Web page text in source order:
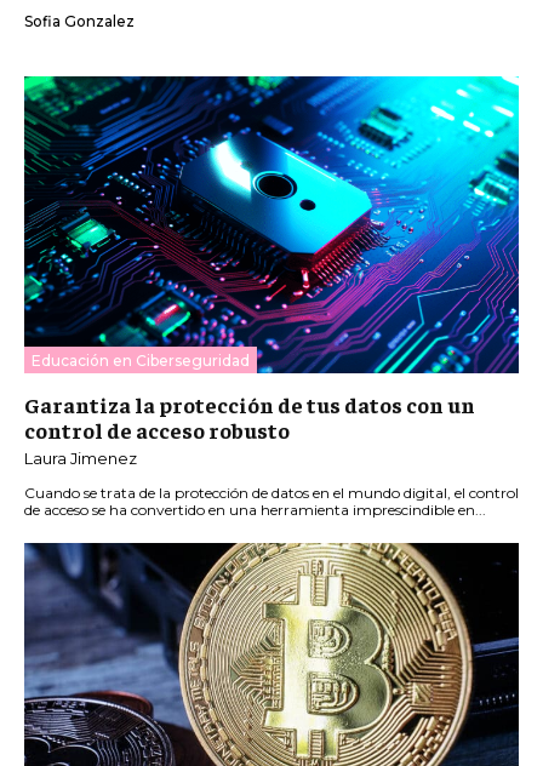
Sofia Gonzalez
Educación en Ciberseguridad
Garantiza la protección de tus datos con un
control de acceso robusto
Laura Jimenez
Cuando se trata de la protección de datos en el mundo digital, el control
de acceso se ha convertido en una herramienta imprescindible en...